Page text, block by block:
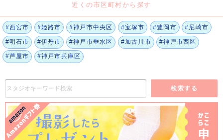
近くの市区町村から探す
#西宮市 #姫路市 #神戸市中央区 #宝塚市 #豊岡市 #尼崎市
#明石市 #伊丹市 #神戸市垂水区 #加古川市 #神戸市西区
#芦屋市 #神戸市兵庫区
検索する